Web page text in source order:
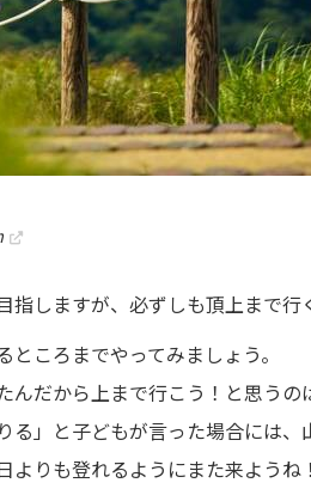
指しますが、必ずしも頂上まで行
ころまでやってみましょう。
んだから上まで行こう！と思うの
る」と子どもが言った場合には
よりも登れるようにまた来ようね